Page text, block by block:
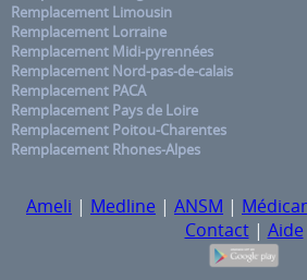
Remplacement Limousin
Remplacement Lorraine
Remplacement Midi-pyrennées
Remplacement Nord-pas-de-calais
Remplacement PACA
Remplacement Pays de Loire
Remplacement Poitou-Charentes
Remplacement Rhones-Alpes
Ameli | Medline | ANSM |
Contact| Aide